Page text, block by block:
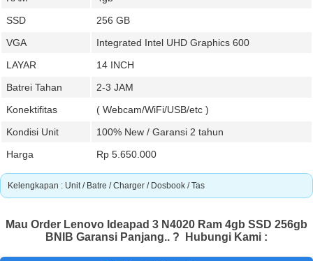
SSD
256 GB
VGA
Integrated Intel UHD Graphics 600
LAYAR
14 INCH
Batrei Tahan
2-3 JAM
Konektifitas
( Webcam/WiFi/USB/etc )
Kondisi Unit
100% New / Garansi 2 tahun
Harga
Rp 5.650.000
Kelengkapan : Unit / Batre / Charger / Dosbook / Tas
Mau Order Lenovo Ideapad 3 N4020 Ram 4gb SSD 256gb
BNIB Garansi Panjang.. ?
Hubungi Kami :